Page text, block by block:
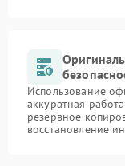
Использование
аккуратная
резервное
восстановление